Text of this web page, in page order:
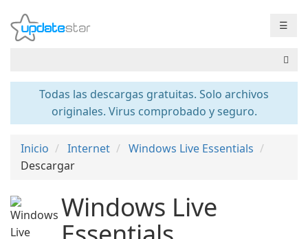
☰
Todas las descargas gratuitas. Solo archivos
originales. Virus comprobado y seguro.
Inicio Internet
Windows Live Essentials
Descargar
Windows Live